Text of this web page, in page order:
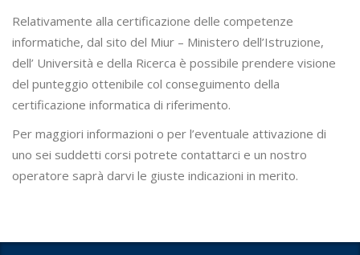
Relativamente alla certificazione delle competenze
informatiche, dal sito del Miur – Ministero dell’Istruzione,
dell’ Università e della Ricerca è possibile prendere visione
del punteggio ottenibile col conseguimento della
certificazione informatica di riferimento.
Per maggiori informazioni o per l’eventuale attivazione di
uno sei suddetti corsi potrete contattarci e un nostro
operatore saprà darvi le giuste indicazioni in merito.